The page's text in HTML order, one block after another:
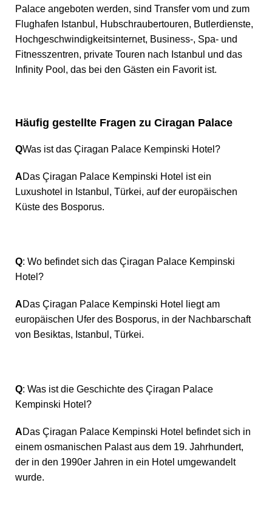
Palace angeboten werden, sind Transfer vom und zum
Flughafen Istanbul, Hubschraubertouren, Butlerdienste,
Hochgeschwindigkeitsinternet, Business-, Spa- und
Fitnesszentren, private Touren nach Istanbul und das
Infinity Pool, das bei den Gästen ein Favorit ist.
Häufig gestellte Fragen zu Ciragan Palace
QWas ist das Çiragan Palace Kempinski Hotel?
ADas Çiragan Palace Kempinski Hotel ist ein
Luxushotel in Istanbul, Türkei, auf der europäischen
Küste des Bosporus.
Q: Wo befindet sich das Çiragan Palace Kempinski
Hotel?
ADas Çiragan Palace Kempinski Hotel liegt am
europäischen Ufer des Bosporus, in der Nachbarschaft
von Besiktas, Istanbul, Türkei.
Q: Was ist die Geschichte des Çiragan Palace
Kempinski Hotel?
ADas Çiragan Palace Kempinski Hotel befindet sich in
einem osmanischen Palast aus dem 19. Jahrhundert,
der in den 1990er Jahren in ein Hotel umgewandelt
wurde.